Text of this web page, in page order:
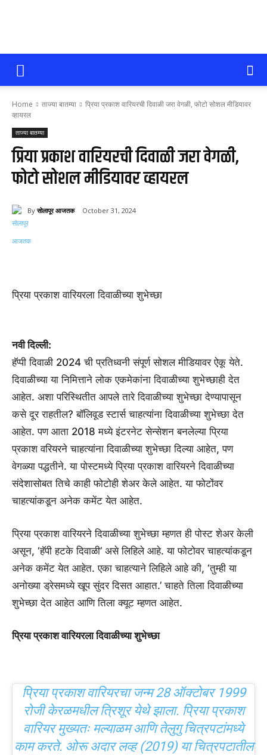
सोलापूर
आजतक
Home ताज्या बातम्या
प्रिया प्रकाश वारियरची दिवाळी जरा वेगळी, फोटो सोशल मीडियावर
व्हायरल
ताज्या बातम्या
प्रिया प्रकाश वारियरची दिवाळी जरा वेगळी,
फोटो सोशल मीडियावर व्हायरल
By सोलापूर आजतक October 31, 2024
प्रिया प्रकाश वारियरला दिवाळीच्या शुभेच्छा
नवी दिल्ली:
हॅप्पी दिवाळी 2024 ची प्रतिध्वनी संपूर्ण सोशल मीडियावर ऐकू येते.
दिवाळीच्या या निमित्ताने लोक एकमेकांना दिवाळीच्या शुभेच्छाही देत ​​
आहेत. अशा परिस्थितीत आपले तारे दिवाळीच्या शुभेच्छा देण्यापासून
कसे दूर राहतील? बॉलिवूड स्टार्स चाहत्यांना दिवाळीच्या शुभेच्छा देत
आहेत. पण आता 2018 मध्ये इंटरनेट सेन्सेशन बनलेल्या प्रिया
प्रकाश वरियरने चाहत्यांना दिवाळीच्या शुभेच्छा दिल्या आहेत, पण
वेगळ्या पद्धतीने. या पोस्टमध्ये प्रिया प्रकाश वारियरने दिवाळीच्या
संदेशासोबत तिचे काही फोटोही शेअर केले आहेत. या फोटोंवर
चाहत्यांकडून अनेक कमेंट येत आहेत.
प्रिया प्रकाश वारियरने दिवाळीच्या शुभेच्छा म्हणत ही पोस्ट शेअर केली
असून, ‘हॅपी हटके दिवाळी’ असे लिहिले आहे. या फोटोवर चाहत्यांकडून
अनेक कमेंट येत आहेत. एका चाहत्याने लिहिले आहे की, ‘तुम्ही या
अनोख्या ड्रेसमध्ये खूप सुंदर दिसत आहात.’ चाहते तिला दिवाळीच्या
शुभेच्छा देत आहेत आणि तिला क्यूट म्हणत आहेत.
प्रिया प्रकाश वारियरला दिवाळीच्या शुभेच्छा
प्रिया प्रकाश वारियरचा जन्म 28 ऑक्टोबर 1999
रोजी केरळमधील त्रिशूर येथे झाला. प्रिया प्रकाश
वारियर मुख्यतः मल्याळम आणि तेलुगु चित्रपटांमध्ये
काम करते. ओरू अदार लव्ह (2019) या चित्रपटातील